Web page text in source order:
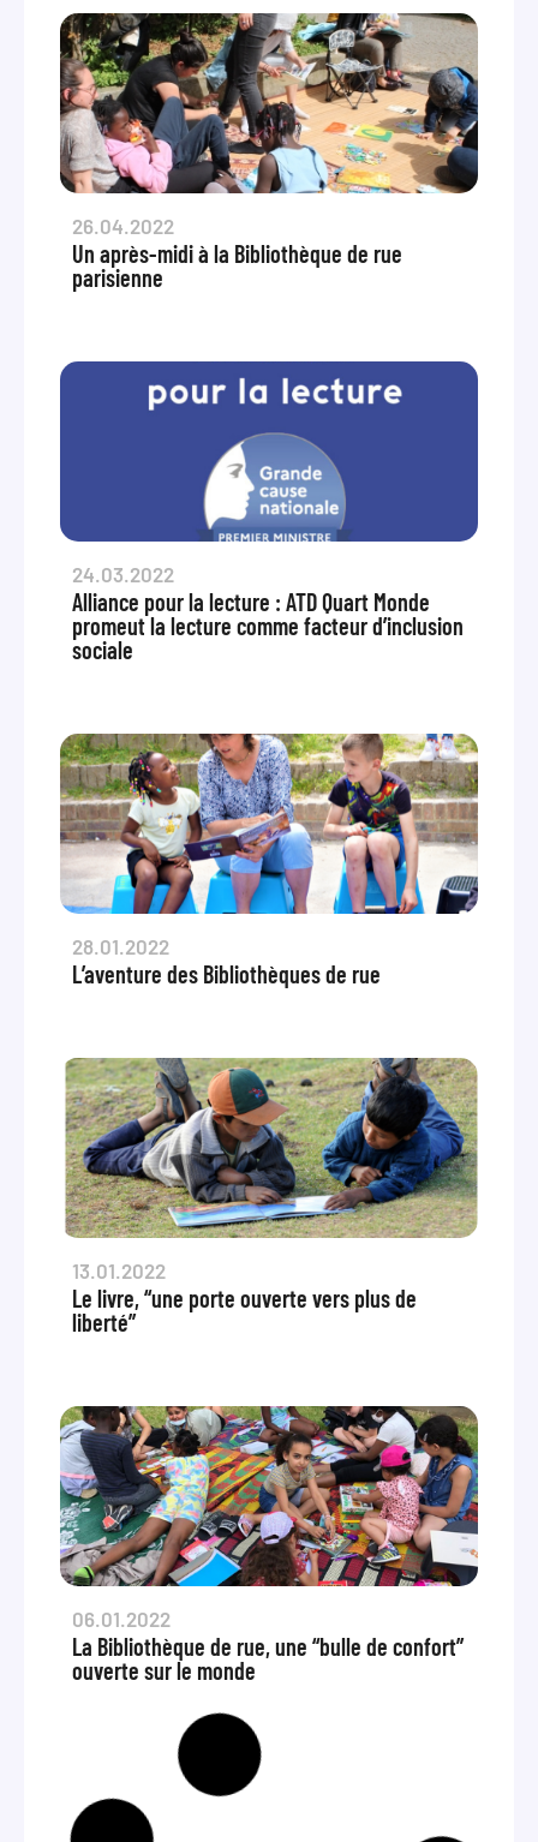
26.04.2022
Un après-midi à la Bibliothèque de rue
parisienne
24.03.2022
Alliance pour la lecture : ATD Quart Monde
promeut la lecture comme facteur d’inclusion
sociale
28.01.2022
L’aventure des Bibliothèques de rue
13.01.2022
Le livre, “une porte ouverte vers plus de
liberté”
06.01.2022
La Bibliothèque de rue, une “bulle de confort”
ouverte sur le monde